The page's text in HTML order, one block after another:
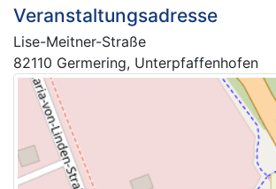
Veranstaltungsadresse
Lise-Meitner-Straße
82110 Germering, Unterpfaffenhofen